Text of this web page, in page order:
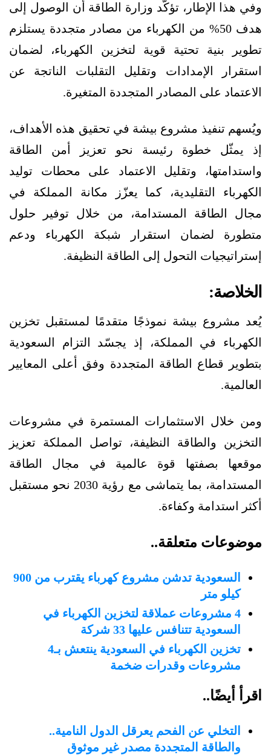
وفي هذا الإطار، تؤكّد وزارة الطاقة أن الوصول إلى
هدف 50% من الكهرباء من مصادر متجددة يستلزم
تطوير بنية تحتية قوية لتخزين الكهرباء، لضمان
استقرار الإمدادات وتقليل التقلبات الناتجة عن
الاعتماد على المصادر المتجددة المتغيرة.
ويُسهم تنفيذ مشروع بيشة في تحقيق هذه الأهداف،
إذ يمثّل خطوة رئيسة نحو تعزيز أمن الطاقة
واستدامتها، وتقليل الاعتماد على محطات توليد
الكهرباء التقليدية، كما يعزّز مكانة المملكة في
مجال الطاقة المستدامة، من خلال توفير حلول
متطورة لضمان استقرار شبكة الكهرباء ودعم
إستراتيجيات التحول إلى الطاقة النظيفة.
الخلاصة:
يُعد مشروع بيشة نموذجًا متقدمًا لمستقبل تخزين
الكهرباء في المملكة، إذ يجسّد التزام السعودية
بتطوير قطاع الطاقة المتجددة وفق أعلى المعايير
العالمية.
ومن خلال الاستثمارات المستمرة في مشروعات
التخزين والطاقة النظيفة، تواصل المملكة تعزيز
موقعها بصفتها قوة عالمية في مجال الطاقة
المستدامة، بما يتماشى مع رؤية 2030 نحو مستقبل
أكثر استدامة وكفاءة.
موضوعات متعلقة..
السعودية تدشن مشروع كهرباء يقترب من 900
كيلو متر
4 مشروعات عملاقة لتخزين الكهرباء في
السعودية تتنافس عليها 33 شركة
تخزين الكهرباء في السعودية ينتعش بـ4
مشروعات وقدرات ضخمة
اقرأ أيضًا..
التخلي عن الفحم يعرقل الدول النامية..
والطاقة المتجددة مصدر غير موثوق